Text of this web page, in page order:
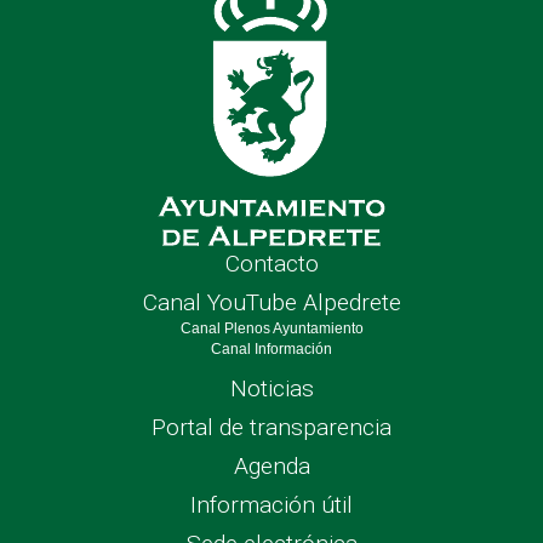
Contacto
Canal YouTube Alpedrete
Canal Plenos Ayuntamiento
Canal Información
Noticias
Portal de transparencia
Agenda
Información útil